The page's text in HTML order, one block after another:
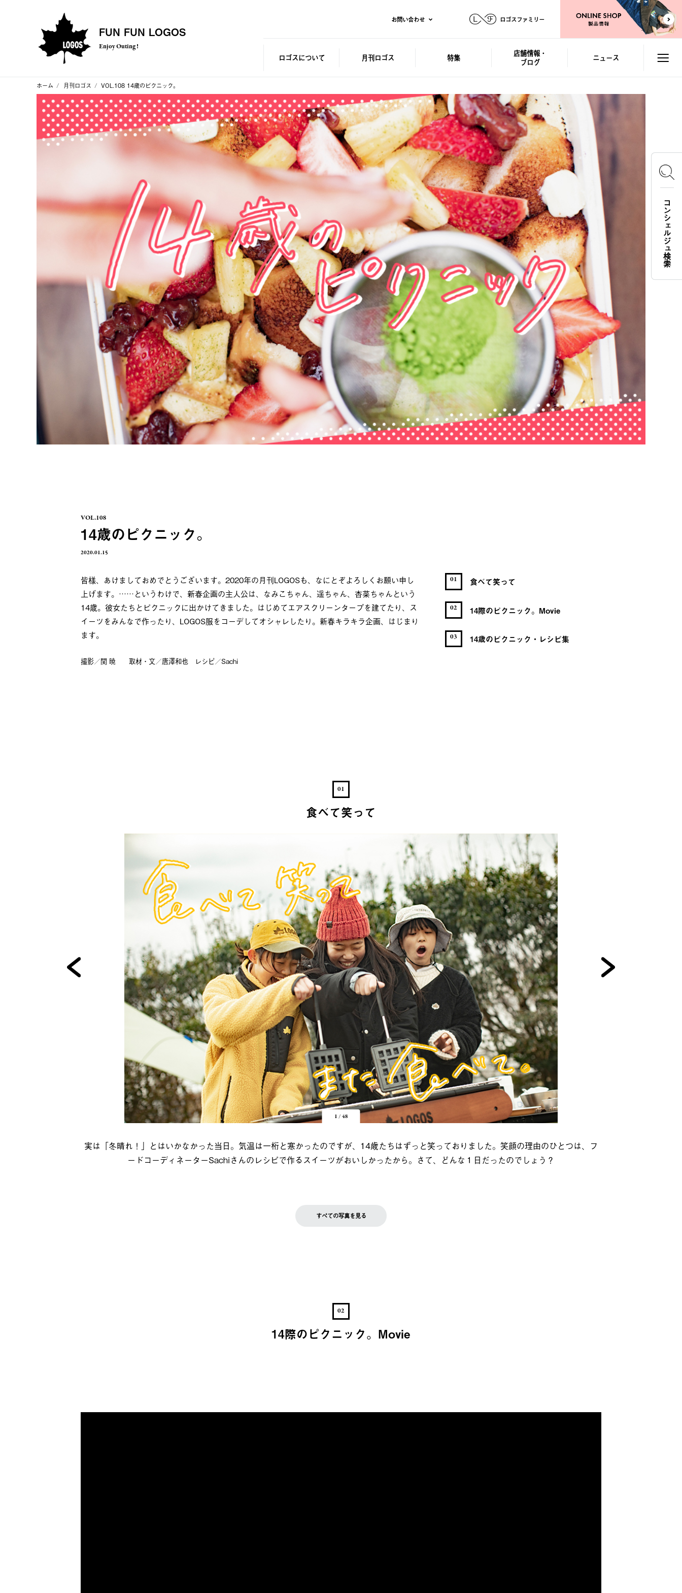
FUN FUN LOGOS
Enjoy Outing !
お問い合わせ ロゴスファミリー
ロゴスについて 月刊ロゴス 特集
店舗情報・
ブログ
ニュース
ホーム 月刊ロゴス VOL.108 14歳のピクニック。
VOL.108
14歳のピクニック。
2020.01.15
皆様、あけましておめでとうございます。2020年の月刊LOGOSも、なにとぞよろしくお願い申し
上げます。……というわけで、新春企画の主人公は、なみこちゃん、遥ちゃん、杏菜ちゃんという
14歳。彼女たちとピクニックに出かけてきました。はじめてエアスクリーンタープを建てたり、ス
イーツをみんなで作ったり、LOGOS服をコーデしてオシャレしたり。新春キラキラ企画、はじまり
ます。
撮影／関 暁 取材・文／唐澤和也 レシピ／Sachi
01 食べて笑って
02 14際のピクニック。Movie
03 14歳のピクニック・レシピ集
01
食べて笑って
1/48
実は「冬晴れ！」とはいかなかった当日。気温は一桁と寒かったのですが、14歳たちはずっと笑っておりました。笑顔の理由のひとつは、フ
ードコーディネーターSachiさんのレシピで作るスイーツがおいしかったから。さて、どんな１日だったのでしょう？
すべての写真を見る
02
14際のピクニック。Movie
コンシェルジュ検索